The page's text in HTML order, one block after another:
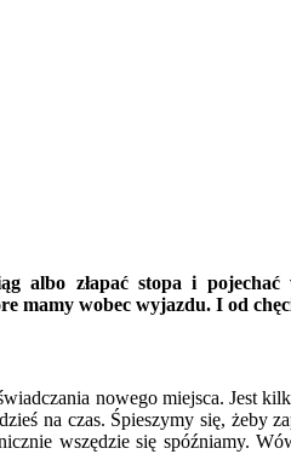
albo złapać stopa i
mamy wobec wyjazdu. I od
nowego miejsca. Jest
na czas. Śpieszymy się, żeby
wszędzie się spóźniamy.